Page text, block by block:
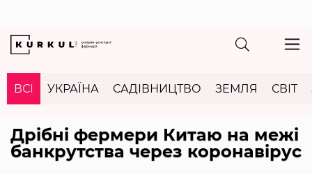
ВСІ УКРАЇНА САДІВНИЦТВО ЗЕМЛЯ СВІТ
Дрібні фермери Китаю на межі
банкрутства через коронавірус